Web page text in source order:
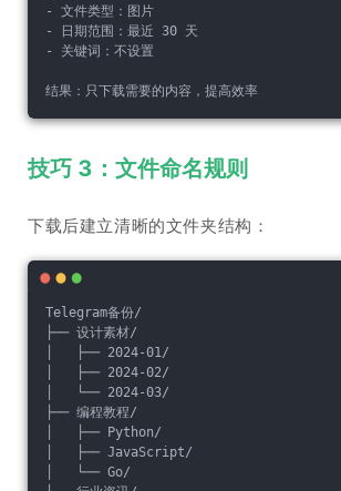
- 文件类型：图片
- 日期范围：最近 30 天
- 关键词：不设置
结果：只下载需要的内容，提高效率
技巧 3：文件命名规则
下载后建立清晰的文件夹结构：
Telegram备份/
├── 设计素材/
│   ├── 2024-01/
│   ├── 2024-02/
│   └── 2024-03/
├── 编程教程/
│   ├── Python/
│   ├── JavaScript/
│   └── Go/